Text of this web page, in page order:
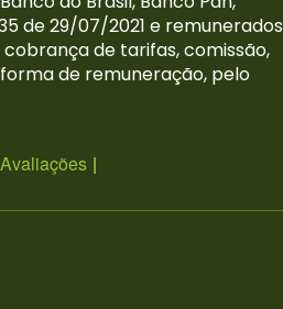
de 29/07/2021 e remunerados
cobrança de tarifas, comissão,
de remuneração, pelo
|